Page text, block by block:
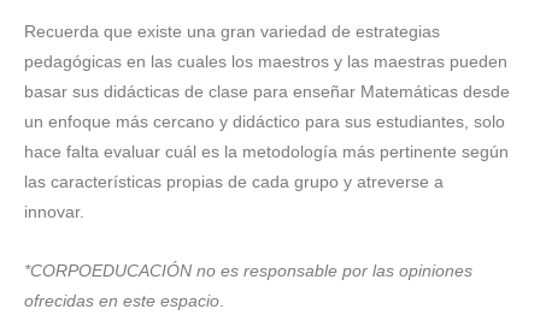
Recuerda que existe una gran variedad de estrategias
pedagógicas en las cuales los maestros y las maestras pueden
basar sus didácticas de clase para enseñar Matemáticas desde
un enfoque más cercano y didáctico para sus estudiantes, solo
hace falta evaluar cuál es la metodología más pertinente según
las características propias de cada grupo y atreverse a
innovar.
*CORPOEDUCACIÓN no es responsable por las opiniones
ofrecidas en este espacio